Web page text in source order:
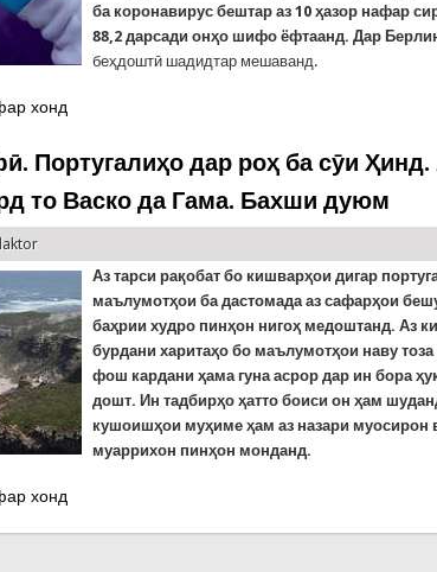
ба коронавирус бештар аз 10 ҳазор нафар
88,2 дарсади онҳо шифо ёфтаанд. Дар
беҳдоштӣ шадидтар мешаванд.
19 дар олам: Сироятёфтагон беш аз 36
хонд
Португалиҳо дар роҳ ба сӯи Ҳинд.
то Васко да Гама. Бахши дуюм
Аз тарси рақобат бо кишварҳои дигар
маълумотҳои ба дастомада аз сафарҳои
баҳрии худро пинҳон нигоҳ медоштанд. Аз
бурдани харитаҳо бо маълумотҳои наву
фош кардани ҳама гуна асрор дар ин бора
дошт. Ин тадбирҳо ҳатто боиси он ҳам
кушоишҳои муҳиме ҳам аз назари муосирон
муаррихон пинҳон монданд.
ҷуғрофӣ. Португалиҳо дар роҳ ба сӯи Ҳинд. Аз
хонд